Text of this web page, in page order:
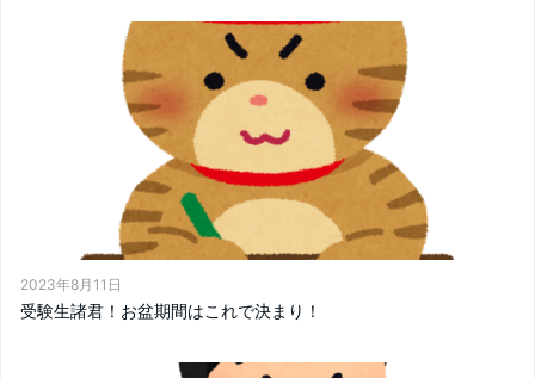
2023年8月11日
受験生諸君！お盆期間はこれで決まり！